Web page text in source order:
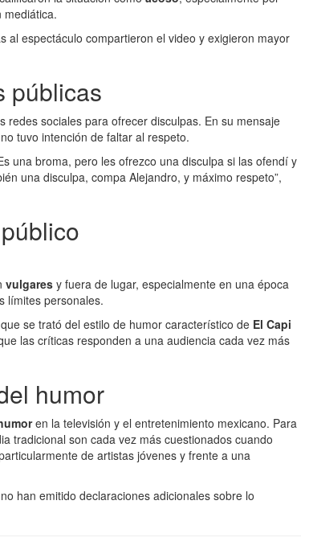
mediática.
al espectáculo compartieron el video y exigieron mayor
públicas
redes sociales para ofrecer disculpas. En su mensaje
tuvo intención de faltar al respeto.
una broma, pero les ofrezco una disculpa si las ofendí y
una disculpa, compa Alejandro, y máximo respeto”,
vulgares y fuera de lugar, especialmente en una época
límites personales.
se trató del estilo de humor característico de El Capi
las críticas responden a una audiencia cada vez más
humor
en la televisión y el entretenimiento mexicano. Para
tradicional son cada vez más cuestionados cuando
de artistas jóvenes y frente a una
no han emitido declaraciones adicionales sobre lo